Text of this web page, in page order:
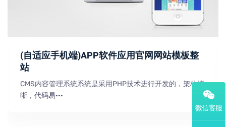
(自适应手机端)APP软件应用官网网站模板整
站
CMS内容管理系统系统是采用PHP技术进行开发的，架构清
晰，代码易···